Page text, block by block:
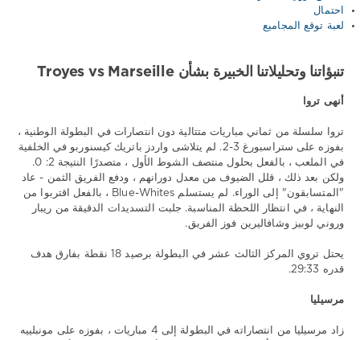
/
تنبؤات
Download
0
احتمال
لعبة توقع المجاميع
تنبؤاتنا وتحليلاتنا الخبيرة بشأن Troyes vs Marseille
أنهى تروا
تروا سلسلة من ثماني مباريات متتالية دون انتصارات في البطولة الوطنية ،
بفوزه على ستراسبورغ 3-2. لم يتلاشى واردز باتريك كيسنوربو في الخلفية
في الملعب ، بالفعل بحلول منتصف الشوط الأول ، متصدرًا النتيجة 2: 0.
ولكن بعد ذلك ، قلل الضيوف من معدل دورانهم ، ودفع الفريق الثمن - عاد
"المتسابقون" إلى الوراء. لم يستسلم Blue-Whites ، بالفعل اقتربوا من
النهاية ، في انتظار اللحظة المناسبة. جلبت التسديدات الدقيقة من ريبار
وروني لوبيز وشافاليرين فوز الفريق.
يحتل تروي المركز الثالث عشر في البطولة برصيد 18 نقطة بفارق هدف
قدره 29:33.
مرسيليا
زاد مرسيليا من انتصاراته في البطولة إلى 4 مباريات ، بفوزه على مونبلييه